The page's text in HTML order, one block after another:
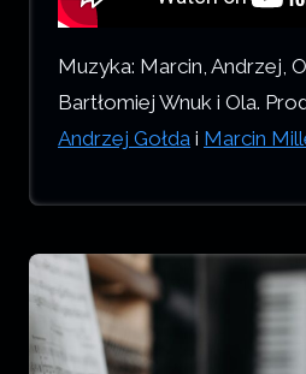
Muzyka: Marcin, Andrzej,
Bartłomiej Wnuk i Ola.
Andrzej Gołda i Marcin